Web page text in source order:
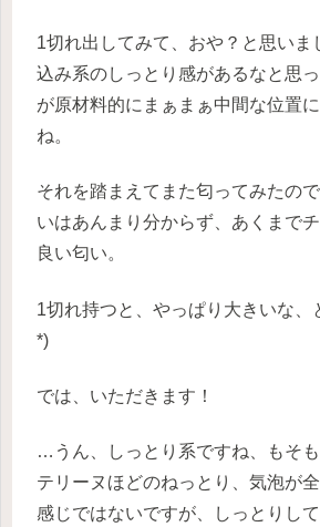
1切れ出してみて、おや？と思いま
込み系のしっとり感があるなと思っ
が原材料的にまぁまぁ中間な位置
ね。
それを踏まえてまた匂ってみたの
いはあんまり分からず、あくまで
良い匂い。
1切れ持つと、やっぱり大きいな、
*)
では、いただきます！
…うん、しっとり系ですね、もそも
テリーヌほどのねっとり、気泡が
感じではないですが、しっとりし